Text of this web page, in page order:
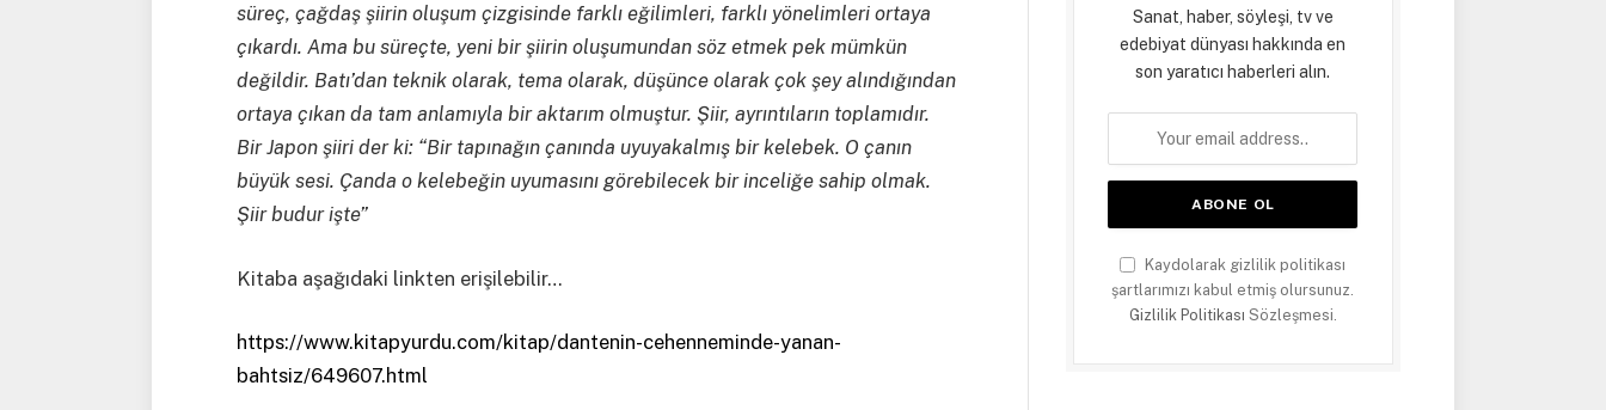
süreç, çağdaş şiirin oluşum çizgisinde farklı eğilimleri, farklı yönelimleri ortaya
çıkardı. Ama bu süreçte, yeni bir şiirin oluşumundan söz etmek pek mümkün
değildir. Batı’dan teknik olarak, tema olarak, düşünce olarak çok şey alındığından
ortaya çıkan da tam anlamıyla bir aktarım olmuştur. Şiir, ayrıntıların toplamıdır.
Bir Japon şiiri der ki: “Bir tapınağın çanında uyuyakalmış bir kelebek. O çanın
büyük sesi. Çanda o kelebeğin uyumasını görebilecek bir inceliğe sahip olmak.
Şiir budur işte”
Kitaba aşağıdaki linkten erişilebilir…
https://www.kitapyurdu.com/kitap/dantenin-cehenneminde-yanan-
bahtsiz/649607.html
Sanat, haber, söyleşi, tv ve
edebiyat dünyası hakkında en
son yaratıcı haberleri alın.
Kaydolarak gizlilik politikası
şartlarımızı kabul etmiş olursunuz.
Gizlilik Politikası Sözleşmesi.